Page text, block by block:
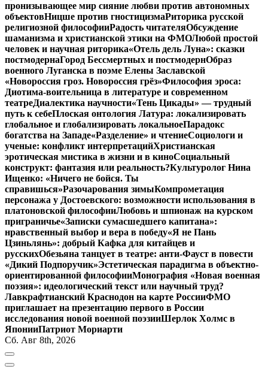
пронизывающее мир сияние любви против автономных
объектовНицше против гностицизмаРиторика русской
религиозной философииРадость читателяОбсуждение
шаманизма и христианской этики на ФМОЛюбой простой
человек и научная риторика«Отель дель Луна»: сказки
постмодернаГород Бессмертных и постмодернОбраз
военного Луганска в поэме Елены Заславской
«Новороссия гроз. Новороссия грёз»Философия эроса:
Диотима-воительница в литературе и современном
театреДиалектика научности«Тень Цикады» — трудный
путь к себеПлоская онтология Латура: локализировать
глобальное и глобализировать локальноеПарадокс
богатства на Западе«Разделение» и чтениеСоциологи и
ученые: конфликт интерпретацийХристианская
эротическая мистика в жизни и в киноСоциальный
конструкт: фантазия или реальность?Культуролог Нина
Ищенко: «Ничего не бойся. Ты
справишься»Разочарования зимыКомпрометация
персонажа у Достоевского: возможности использования в
платоновской философииЛюбовь и шпионаж на курском
приграничье«Записки сумасшедшего капитана»:
нравственный выбор и вера в победу«Я не Пань
Цзиньлянь»: добрый Кафка для китайцев и
русскихОбезьяна танцует в театре: анти-Фауст в повести
«Дикий Подпоручик»Эстетическая парадигма в объектно-
ориентированной философииМонография «Новая военная
поэзия»: идеологический текст или научный труд?
Лавкрафтианский Краснодон на карте РоссииФМО
приглашает на презентацию первого в России
исследования новой военной поэзииШерлок Холмс в
ЯпонииПатриот Мориарти
Сб. Авг 8th, 2026